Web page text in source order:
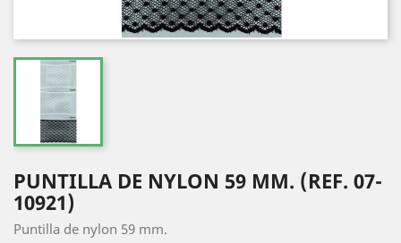
PUNTILLA DE NYLON 59 MM. (REF. 07-
10921)
Puntilla de nylon 59 mm.